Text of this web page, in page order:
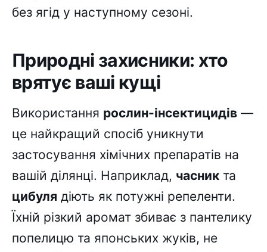
без ягід у наступному сезоні.
Природні захисники: хто
врятує ваші кущі
Використання рослин-інсектицидів —
це найкращий спосіб уникнути
застосування хімічних препаратів на
вашій ділянці. Наприклад, часник та
цибуля діють як потужні репеленти.
Їхній різкий аромат збиває з пантелику
попелицю та японських жуків, не